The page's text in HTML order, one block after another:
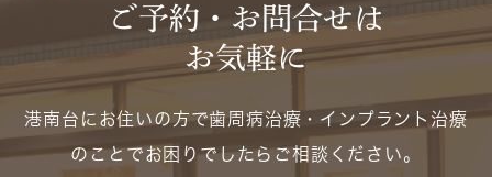
ご予約・お問合せは
お気軽に
港南台にお住いの方で歯周病治療・インプラント治療
のことでお困りでしたらご相談ください。